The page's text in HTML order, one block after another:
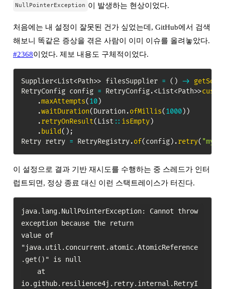
NullPointerException 이 발생하는 현상이었다.
처음에는 내 설정이 잘못된 건가 싶었는데, GitHub에서 검색
해보니 똑같은 증상을 겪은 사람이 이미 이슈를 올려놓았다.
#2368이었다. 제보 내용도 구체적이었다.
Supplier<List<Path>> filesSupplier = ( ) ->
RetryConfig config = RetryConfig.<List<Path>>
.maxAttempts(10)
.waitDuration(Duration .ofMillis(1000) )
.retryOnResult( List :: isEmpty)
. build( ) ;
Retry retry = RetryRegistry.of(config) .retry(
이 설정으로 결과 기반 재시도를 수행하는 중 스레드가 인터
럽트되면, 정상 종료 대신 이런 스택트레이스가 터진다.
java.lang.NullPointerException: Cannot throw
exception because the return
value of
"java.util.concurrent.atomic.AtomicReference
.get()" is null
io.github.resilience4j.retry.internal.RetryI